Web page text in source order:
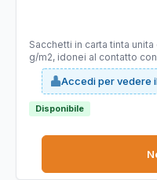
Sacchetti in carta tinta
g/m2, idonei al contatto
Accedi per vedere
Disponibile